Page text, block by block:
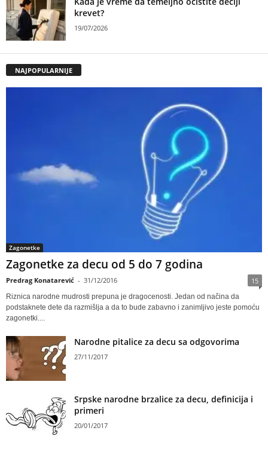
krevet?
19/07/2026
NAJPOPULARNIJE
Zagonetke
Zagonetke za decu od 5 do 7 godina
Predrag Konatarević - 31/12/2016 15
Riznica narodne mudrosti prepuna je dragocenosti. Jedan od načina da
podstaknete dete da razmišlja a da to bude zabavno i zanimljivo jeste pomoću
zagonetki....
Narodne pitalice za decu sa odgovorima
27/11/2017
Srpske narodne brzalice za decu, definicija i
primeri
20/01/2017